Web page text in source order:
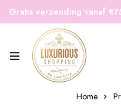
Gratis verzending vanaf
winkel | Snelle verzending
Home